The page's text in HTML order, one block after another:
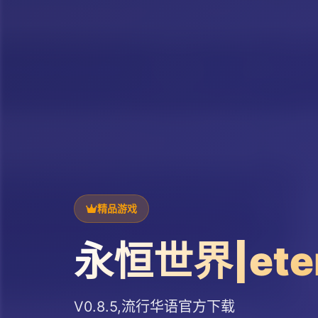
精品游戏
永恒世界
V0.8.5,流行华语官方下载